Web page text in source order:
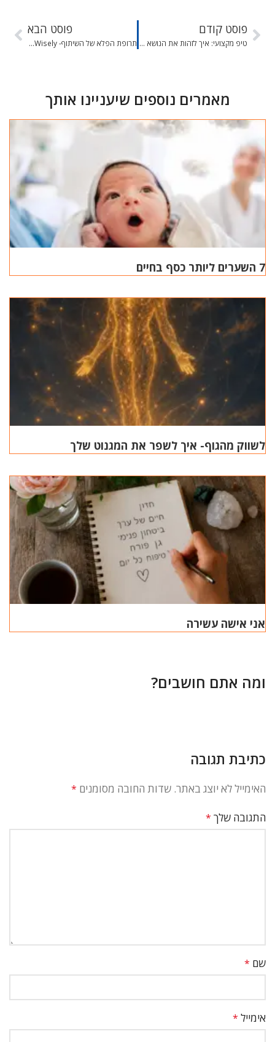
פוסט קודם
טיפ מקצועי: איך לזהות את הנושא המשמעותי בפגישה. על שאלת ה"איך", ודמות ורקע
פוסט הבא
תרופת הפלא של השיתוף- share Wisely
מאמרים נוספים שיעניינו אותך
7 השערים ליותר כסף בחיים
לשווק מהגוף- איך לשפר את המגנוט שלך
אני אישה עשירה
ומה אתם חושבים?
כתיבת תגובה
האימייל לא יוצג באתר. שדות החובה מסומנים *
התגובה שלך *
שם *
אימייל *